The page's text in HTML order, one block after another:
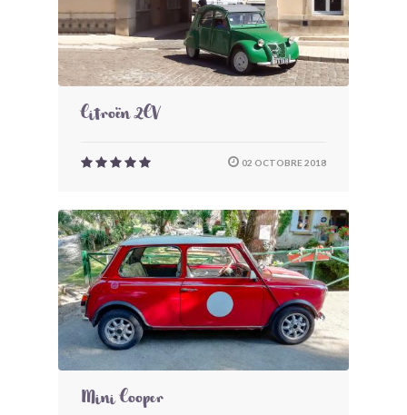
Citroën 2CV
02 OCTOBRE 2018
Mini Cooper